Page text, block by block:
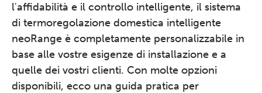
l'affidabilità e il controllo intelligente, il sistema
di termoregolazione domestica intelligente
neoRange è completamente personalizzabile in
base alle vostre esigenze di installazione e a
quelle dei vostri clienti. Con molte opzioni
disponibili, ecco una guida pratica per